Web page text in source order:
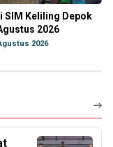
SIM Keliling Depok
2026
2026